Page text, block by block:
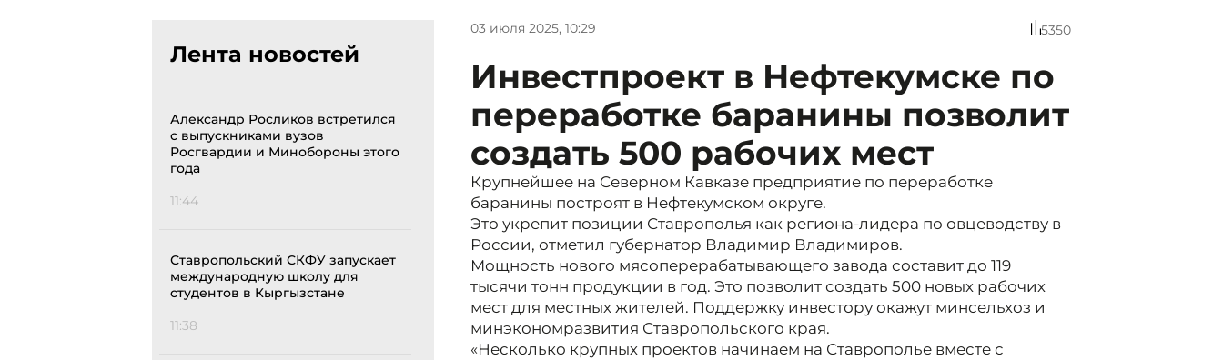
Лента новостей
Александр Росликов встретился
с выпускниками вузов
Росгвардии и Минобороны этого
года
11:44
Ставропольский СКФУ запускает
международную школу для
студентов в Кыргызстане
11:38
03 июля 2025, 10:29 5350
Инвестпроект в Нефтекумске по
переработке баранины позволит
создать 500 рабочих мест
Крупнейшее на Северном Кавказе предприятие по переработке
баранины построят в Нефтекумском округе.
Это укрепит позиции Ставрополья как региона-лидера по овцеводству в
России, отметил губернатор Владимир Владимиров.
Мощность нового мясоперерабатывающего завода составит до 119
тысячи тонн продукции в год. Это позволит создать 500 новых рабочих
мест для местных жителей. Поддержку инвестору окажут минсельхоз и
минэкономразвития Ставропольского края.
«Несколько крупных проектов начинаем на Ставрополье вместе с